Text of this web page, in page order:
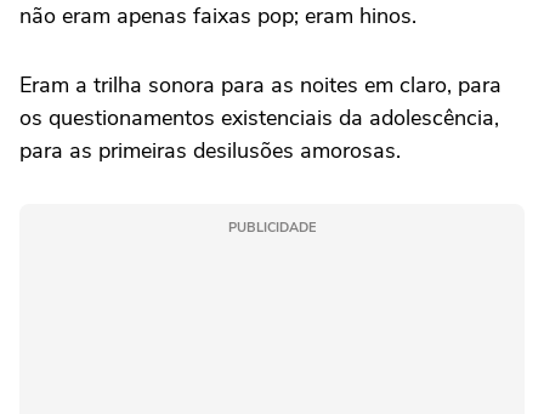
não eram apenas faixas pop; eram hinos.
Eram a trilha sonora para as noites em claro, para
os questionamentos existenciais da adolescência,
para as primeiras desilusões amorosas.
PUBLICIDADE